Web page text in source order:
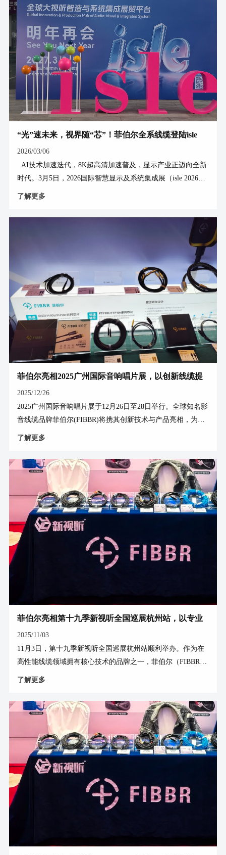
“光”速未来，视界随“芯”！菲伯尔全系线缆登陆isle
2026
2026/03/06
时代。3月5日，2026国际智慧显示及系统集成展（isle 2026）
在深圳国际会展中心（宝安新馆）盛大开幕。全球知名影音线
线双技术路线并举，为专业影音传输提供多样化解决方案。
菲伯尔展台吸引众多专业观众驻足，现场展示了菲伯尔多系列
了解更多
菲伯尔亮相2025广州国际音响唱片展，以创新线缆提
升影音体验
2025/12/26
2025广州国际音响唱片展于12月26日至28日举行。全球知名影
音线缆品牌菲伯尔(FIBBR)将携其创新技术与产品亮相，为影
音爱好者与行业人士带来高性能连接解决方案。 01展示前
Ultra 8KⅡ HDMI®光纤线系列及A-D系列等多款高品质HDMI
光纤线。这些产品旨在满足8K超高清、高刷新率影音内容传
输的严苛要求，确保信号稳定无损。 FIBBR产品 02沉浸式互
动体验
了解更多
菲伯尔亮相第十九季新视听全国巡展杭州站，以专业
影音连接技术助力视界升级
2025/11/03
11月3日，第十九季新视听全国巡展杭州站顺利举办。作为在
高性能线缆领域拥有核心技术的品牌之一，菲伯尔（FIBBR）
应邀参展，携旗下包括工程级HDMI®光纤线、USB光纤数据
好者、集成商及行业伙伴共话连接技术的创新与应用。 专业
产品，提供稳定可靠的连接体验 本次展会，菲伯尔针对专业
工程场景，重点展示了： 菲伯尔HDMI®光纤线系列 8K
HDMI®工程系列光纤线：采用光纤内芯，支持长距离信号稳
定传输，可呈现8K@60H
了解更多